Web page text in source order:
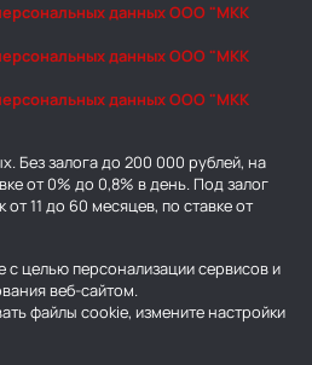
данных ООО "МКК
данных ООО "МКК
данных ООО "МКК
Без залога до 200 000 рублей, на
от 0% до 0,8% в день. Под залог
11 до 60 месяцев, по ставке от
с целью персонализации сервисов и
веб-сайтом.
файлы cookie, измените настройки